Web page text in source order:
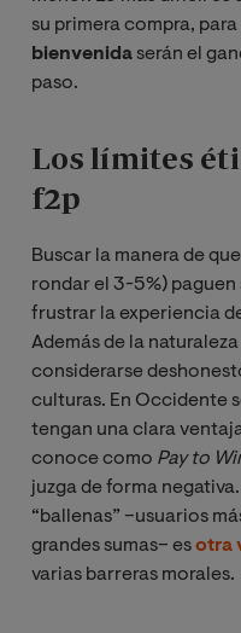
su primera compra,
bienvenidaserán el
paso.
Los límites
f2p
Buscar la manera de
rondar el 3-5%)
frustrar la experiencia
Además de la
considerarse
culturas. En Occidente
tengan una clara
conoce como Pay to
juzga de forma
“ballenas” –usuarios
grandes sumas– esotra
varias barreras morales.